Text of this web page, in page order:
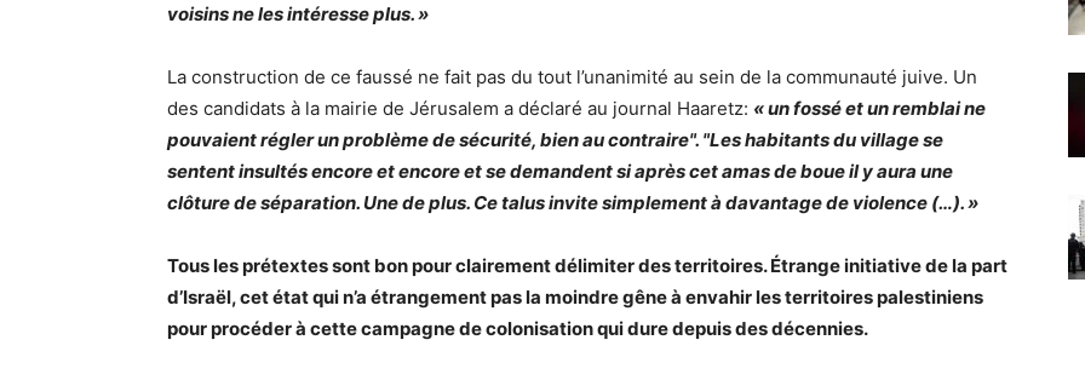
voisins ne les intéresse plus. »
La construction de ce faussé ne fait pas du tout l’unanimité au sein de la communauté juive. Un
des candidats à la mairie de Jérusalem a déclaré au journal Haaretz: « un fossé et un remblai ne
pouvaient régler un problème de sécurité, bien au contraire". "Les habitants du village se
sentent insultés encore et encore et se demandent si après cet amas de boue il y aura une
clôture de séparation. Une de plus. Ce talus invite simplement à davantage de violence (…). »
Tous les prétextes sont bon pour clairement délimiter des territoires. Étrange initiative de la part
d’Israël, cet état qui n’a étrangement pas la moindre gêne à envahir les territoires palestiniens
pour procéder à cette campagne de colonisation qui dure depuis des décennies.